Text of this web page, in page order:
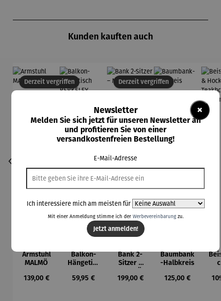
Kunden kauften auch
Derzeit vergriffen
Armstuhl
MALMÖ
Regulärer Preis:
139,00 €
Balkon-
Hängetisc
BERKELEY
Regulärer Preis:
59,95 €
Derzeit vergriffen
Bank 2-
Sitzer –
Regulärer Preis:
199,00 €
Baumbank
-Halbkreis
Regulärer Preis:
125,00 €
×
Newsletter
Melden Sie sich jetzt für unseren Newsletter an
und profitieren Sie von einer
versandkostenfreien Bestellung!
E-Mail-Adresse
Ich interessiere mich am meisten für
Mit einer Anmeldung stimme ich der Werbevereinbarungzu.
Jetzt anmelden!